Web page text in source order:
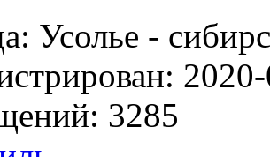
Усолье -
3285